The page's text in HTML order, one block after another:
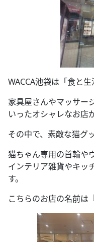
WACCA池袋は「食と
家具屋さんやマッサー
いったオシャレなお店
その中で、素敵な猫グ
猫ちゃん専用の首輪や
インテリア雑貨やキッ
す。
こちらのお店の名前は